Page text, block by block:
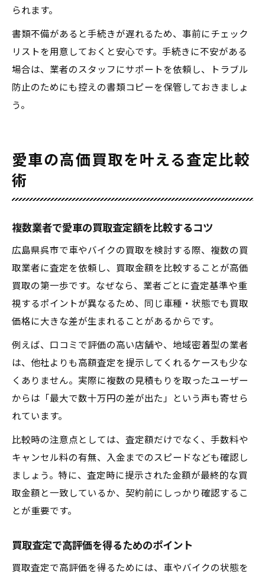
られます。
書類不備があると手続きが遅れるため、事前にチェック
リストを用意しておくと安心です。手続きに不安がある
場合は、業者のスタッフにサポートを依頼し、トラブル
防止のためにも控えの書類コピーを保管しておきましょ
う。
愛車の高価買取を叶える査定比較
術
複数業者で愛車の買取査定額を比較するコツ
広島県呉市で車やバイクの買取を検討する際、複数の買
取業者に査定を依頼し、買取金額を比較することが高価
買取の第一歩です。なぜなら、業者ごとに査定基準や重
視するポイントが異なるため、同じ車種・状態でも買取
価格に大きな差が生まれることがあるからです。
例えば、口コミで評価の高い店舗や、地域密着型の業者
は、他社よりも高額査定を提示してくれるケースも少な
くありません。実際に複数の見積もりを取ったユーザー
からは「最大で数十万円の差が出た」という声も寄せら
れています。
比較時の注意点としては、査定額だけでなく、手数料や
キャンセル料の有無、入金までのスピードなども確認し
ましょう。特に、査定時に提示された金額が最終的な買
取金額と一致しているか、契約前にしっかり確認するこ
とが重要です。
買取査定で高評価を得るためのポイント
買取査定で高評価を得るためには、車やバイクの状態を